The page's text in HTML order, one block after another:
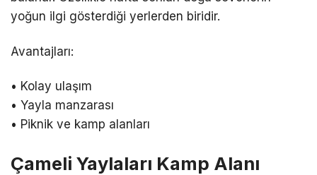
yoğun ilgi gösterdiği yerlerden biridir.
Avantajları:
• Kolay ulaşım
• Yayla manzarası
• Piknik ve kamp alanları
Çameli Yaylaları Kamp Alanı